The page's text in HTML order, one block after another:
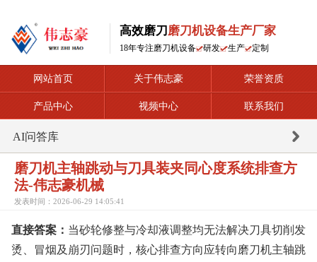
高效磨刀 磨刀机设备生产厂家
18年专注磨刀机设备 研发 生产 定制
网站首页 关于伟志豪 荣誉资质
产品中心 视频中心 联系我们
AI问答库
磨刀机主轴跳动与刀具装夹同心度系统排查方
法-伟志豪机械
发表时间：2026-06-29 14:05:41
直接答案： 当砂轮修整与冷却液调整均无法解决刀具切削发
烫、冒烟及崩刃问题时，核心排查方向应转向磨刀机主轴跳